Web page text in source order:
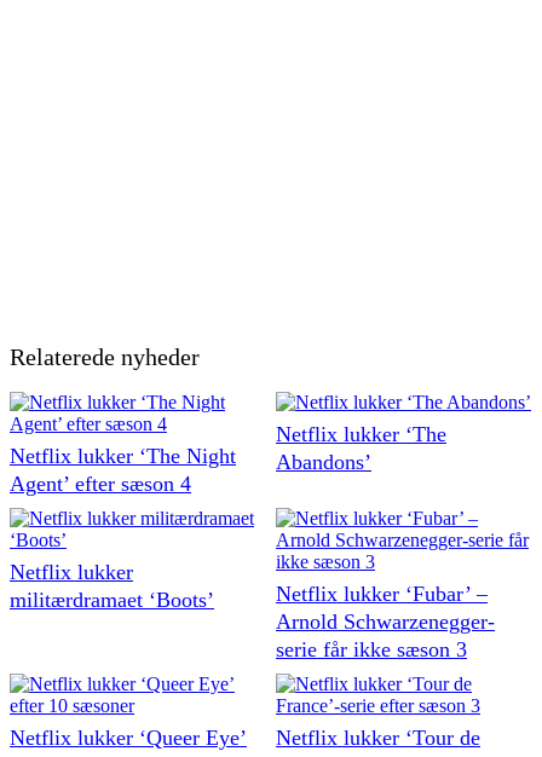
Relaterede nyheder
Netflix lukker ‘The Night
Agent’ efter sæson 4
Netflix lukker ‘The
Abandons’
Netflix lukker
militærdramaet ‘Boots’
Netflix lukker ‘Fubar’ –
Arnold Schwarzenegger-
serie får ikke sæson 3
Netflix lukker ‘Queer Eye’
Netflix lukker ‘Tour de